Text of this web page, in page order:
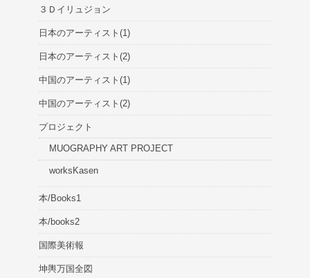
３Ｄイリュジョン
日本のアーティスト(1)
日本のアーティスト(2)
中国のアーティスト(1)
中国のアーティスト(2)
プロジェクト
MUOGRAPHY ART PROJECT
worksKasen
本/Books1
本/books2
国際美術報
坤輿万国全図